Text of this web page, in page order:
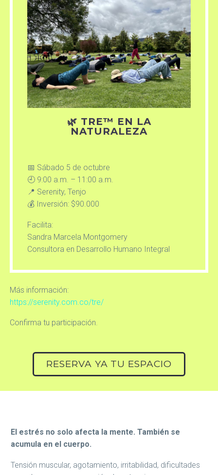
🌿 TRE™ EN LA
NATURALEZA
📅 Sábado 5 de octubre
🕘 9:00 a.m. – 11:00 a.m.
📍 Serenity, Tenjo
💰 Inversión: $90.000
Facilita:
Sandra Marcela Montgomery
Consultora en Desarrollo Humano Integral
Más información:
https://serenity.com.co/tre/
Confirma tu participación.
RESERVA YA TU ESPACIO
El estrés no solo afecta la mente. También se
acumula en el cuerpo.
Tensión muscular, agotamiento, irritabilidad, dificultades